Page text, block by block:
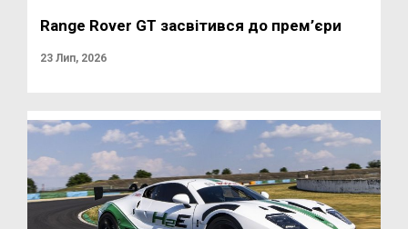
Range Rover GT засвітився до прем’єри
23 Лип, 2026